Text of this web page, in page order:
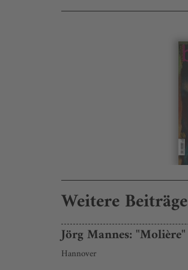
Weitere Beiträge
Jörg Mannes: "Molière"
Hannover